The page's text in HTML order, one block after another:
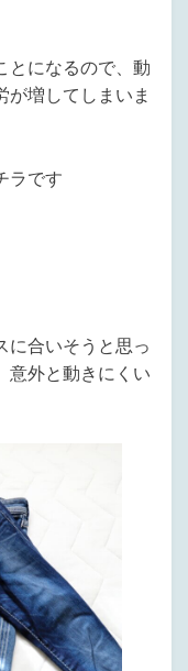
とになるので、動
が増してしまいま
ラです
に合いそうと思っ
意外と動きにくい